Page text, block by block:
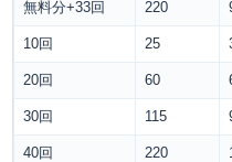
無料分+33回 220
10回 25
20回 60
30回 115
40回 220